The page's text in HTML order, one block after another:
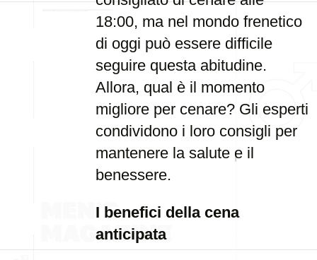
18:00, ma nel mondo frenetico
di oggi può essere difficile
seguire questa abitudine.
Allora, qual è il momento
migliore per cenare? Gli esperti
condividono i loro consigli per
mantenere la salute e il
benessere.
I benefici della cena
anticipata